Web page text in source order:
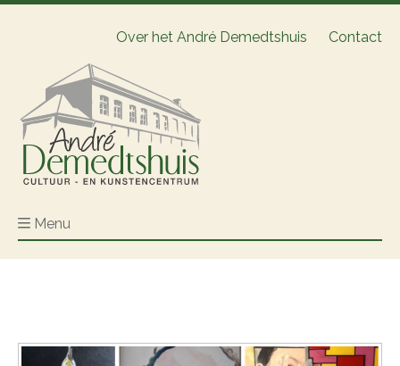
Over het André Demedtshuis Contact
Menu